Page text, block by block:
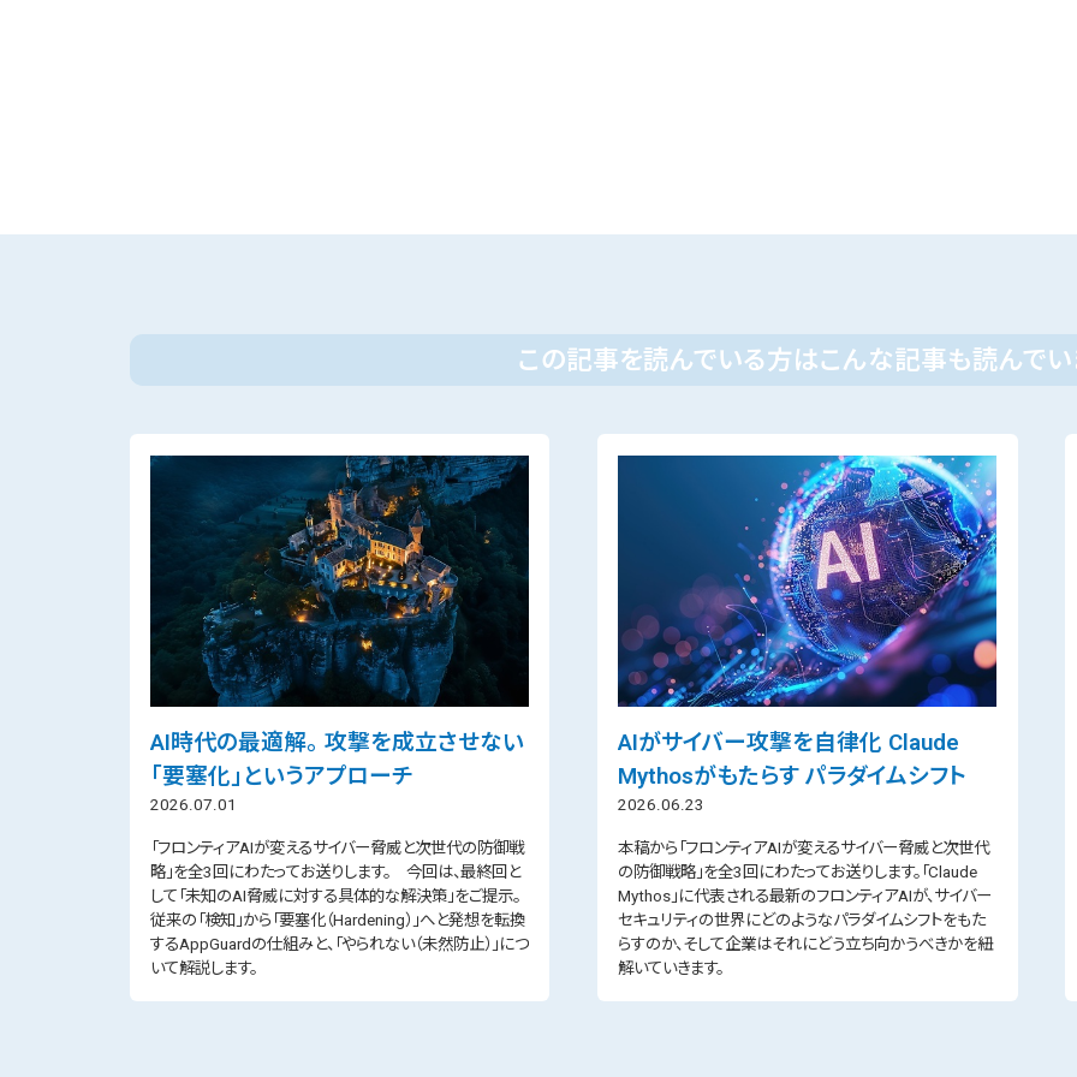
この記事を読んでいる方はこんな記事も読んでい
AI時代の最適解。 攻撃を成立させない
「要塞化」というアプローチ
2026.07.01
「フロンティアAIが変えるサイバー脅威と次世代の防御戦
略」を全3回にわたってお送りします。 今回は、最終回と
して「未知のAI脅威に対する具体的な解決策」をご提示。
従来の「検知」から「要塞化（Hardening）」へと発想を転換
するAppGuardの仕組みと、「やられない（未然防止）」につ
いて解説します。
AIがサイバー攻撃を自律化 Claude
Mythosがもたらす パラダイムシフト
2026.06.23
本稿から「フロンティアAIが変えるサイバー脅威と次世代
の防御戦略」を全3回にわたってお送りします。「Claude
Mythos」に代表される最新のフロンティアAIが、サイバー
セキュリティの世界にどのようなパラダイムシフトをもた
らすのか、そして企業はそれにどう立ち向かうべきかを紐
解いていきます。